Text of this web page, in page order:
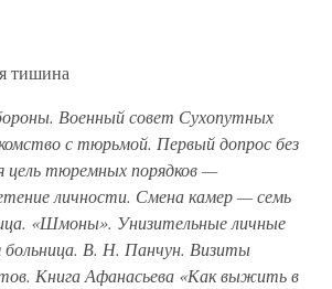
тишина
Военный совет Сухопутных
с тюрьмой. Первый допрос без
цель тюремных порядков —
личности. Смена камер — семь
«Шмоны». Унизительные личные
больница. В. Н. Панчун. Визиты
Книга Афанасьева «Как выжить в